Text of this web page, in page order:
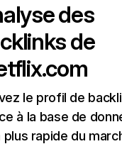
des
de
le profil de
à la base de
plus rapide du